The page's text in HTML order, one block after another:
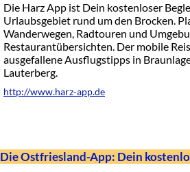
Die Harz App ist Dein kostenloser
Urlaubsgebiet rund um den Brocken.
Wanderwegen, Radtouren und
Restaurantübersichten. Der mobile
ausgefallene Ausflugstipps in
Lauterberg.
http://www.harz-app.de
Die Ostfriesland-App: Dein